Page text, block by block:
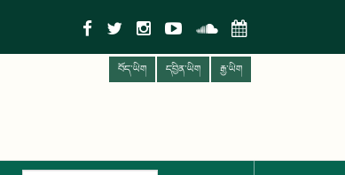
བོད་ཡིག དབྱིན་ཡིག རྒྱ་ཡིག